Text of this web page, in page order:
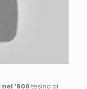
‘900tesina di